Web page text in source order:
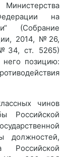
на
(Собрание
2014, №26,
ст. 5265)
позицию:
чинов
Российской
должностей,
Российской